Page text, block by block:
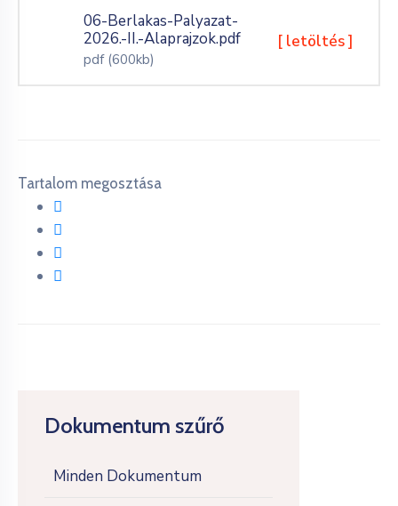
Dokumentum szűrő
Minden Dokumentum
06-Berlakas-Palyazat-
2026.-II.-Alaprajzok.pdf
pdf (600kb)
[ letöltés ]
Tartalom megosztása